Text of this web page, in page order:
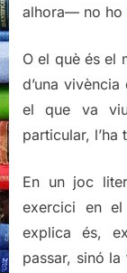
alhora— no ho
O el què és el
d’una
el que va
particular, l’ha
En un joc
exercici en
explica és,
passar, sinó